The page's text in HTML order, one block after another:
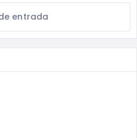
entrada